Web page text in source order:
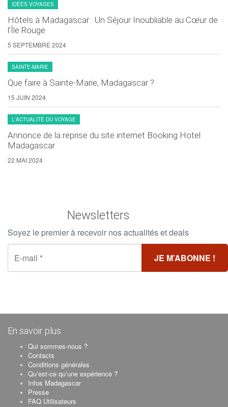
IDÉES VOYAGES
Hôtels à Madagascar : Un Séjour Inoubliable au Cœur de
l’Île Rouge
5 SEPTEMBRE 2024
SAINTE-MARIE
Que faire à Sainte-Marie, Madagascar ?
15 JUIN 2024
L'ACTUALITÉ DU VOYAGE
Annonce de la reprise du site internet Booking Hotel
Madagascar
22 MAI 2024
Newsletters
Soyez le premier à recevoir nos actualités et deals
En savoir plus
Qui sommes-nous ?
Contacts
Conditions générales
Qu’est-ce qu’une expérience ?
Infos Madagascar
Presse
FAQ Utilisateurs